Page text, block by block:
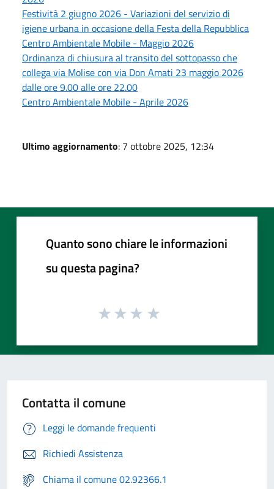
Festività 2 giugno 2026 - Variazioni del servizio di
igiene urbana in occasione della Festa della Repubblica
Centro Ambientale Mobile - Maggio 2026
Ordinanza di chiusura al transito del sottopasso che
collega via Molise con via Don Amati 23 maggio 2026
dalle ore 9.00 alle ore 22.00
Centro Ambientale Mobile - Aprile 2026
Ultimo aggiornamento: 7 ottobre 2025, 12:34
Quanto sono chiare le informazioni
su questa pagina?
Contatta il comune
Leggi le domande frequenti
Richiedi Assistenza
Chiama il comune 02.92366.1